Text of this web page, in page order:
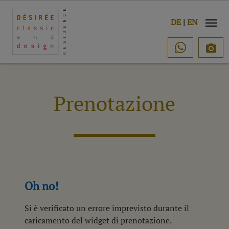
DE | EN

Prenotazione
Oh no!
Si è verificato un errore imprevisto durante il
caricamento del widget di prenotazione.